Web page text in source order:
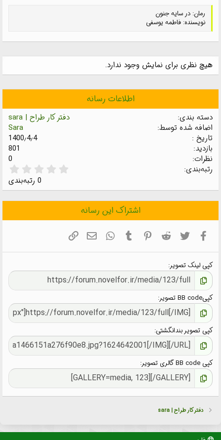
رمان: در سایه جنون
نویسنده: فاطمه یوسفی
هیچ نظری برای نمایش وجود ندارد.
اطلاعات رسانه
دسته بندی
دفتر کار طراح | sara
اضافه شده توسط
Sara
تاریخ
1400٫4٫4
بازدید
801
نظرات
رتبه‌بندی
0
.
0
0
س
ا
اشتراک این رسانه
فیسبوکتویتر Reddit
Pinterest
Tumblr
WhatsApp
ایمیلپیوند
کپی لینک تصویر
کپیBB code تصویر
کپی تصویر بندانگشتی
کپی BB code گالری تصویر
دفتر کار طراح | sara